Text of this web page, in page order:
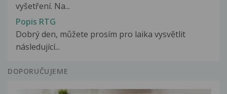
vyšetření. Na...
Popis RTG
Dobrý den, můžete prosím pro laika vysvětlit
následující...
DOPORUČUJEME